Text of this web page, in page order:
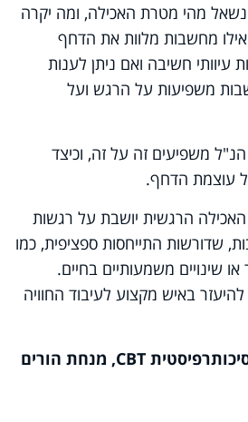
נשאל מהי מטרת האכילה, ומה יקרה
מחשבות מלוות את הדחף
עיוותי חשיבה ואם ניתן לענות
משפיעות על הרגש ועל
הנ"ל משפיעים זה על זה, וכיצד
עוצמת הדחף.
הרגשית יושבת על רגשות
שדורשות התייחסות ספציפית, כמו
שינויים משמעותיים בחיים.
באיש מקצוע לעיבוד החוויה
CBT, מנחת הורים